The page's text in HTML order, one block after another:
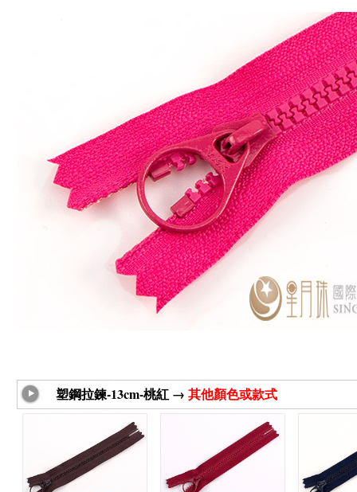
塑鋼拉鍊-13cm-桃紅 → 其他顏色或款式